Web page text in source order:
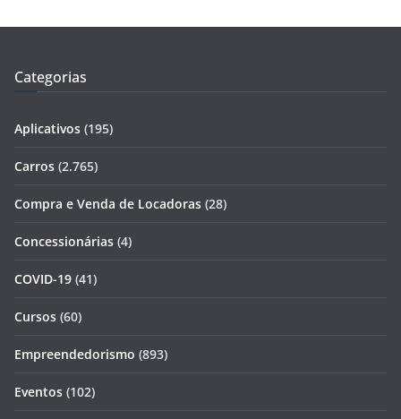
Categorias
Aplicativos (195)
Carros (2.765)
Compra e Venda de Locadoras (28)
Concessionárias (4)
COVID-19 (41)
Cursos (60)
Empreendedorismo (893)
Eventos (102)